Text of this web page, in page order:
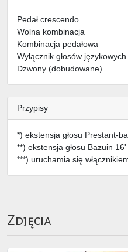
Pedał crescendo
Wolna kombinacja
Kombinacja pedałowa
Wyłącznik głosów językowych
Dzwony (dobudowane)
Przypisy
*) ekstensja głosu Prestant-
**) ekstensja głosu Bazuin 16'
***) uruchamia się
Zdjęcia